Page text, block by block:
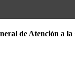
de Atención a